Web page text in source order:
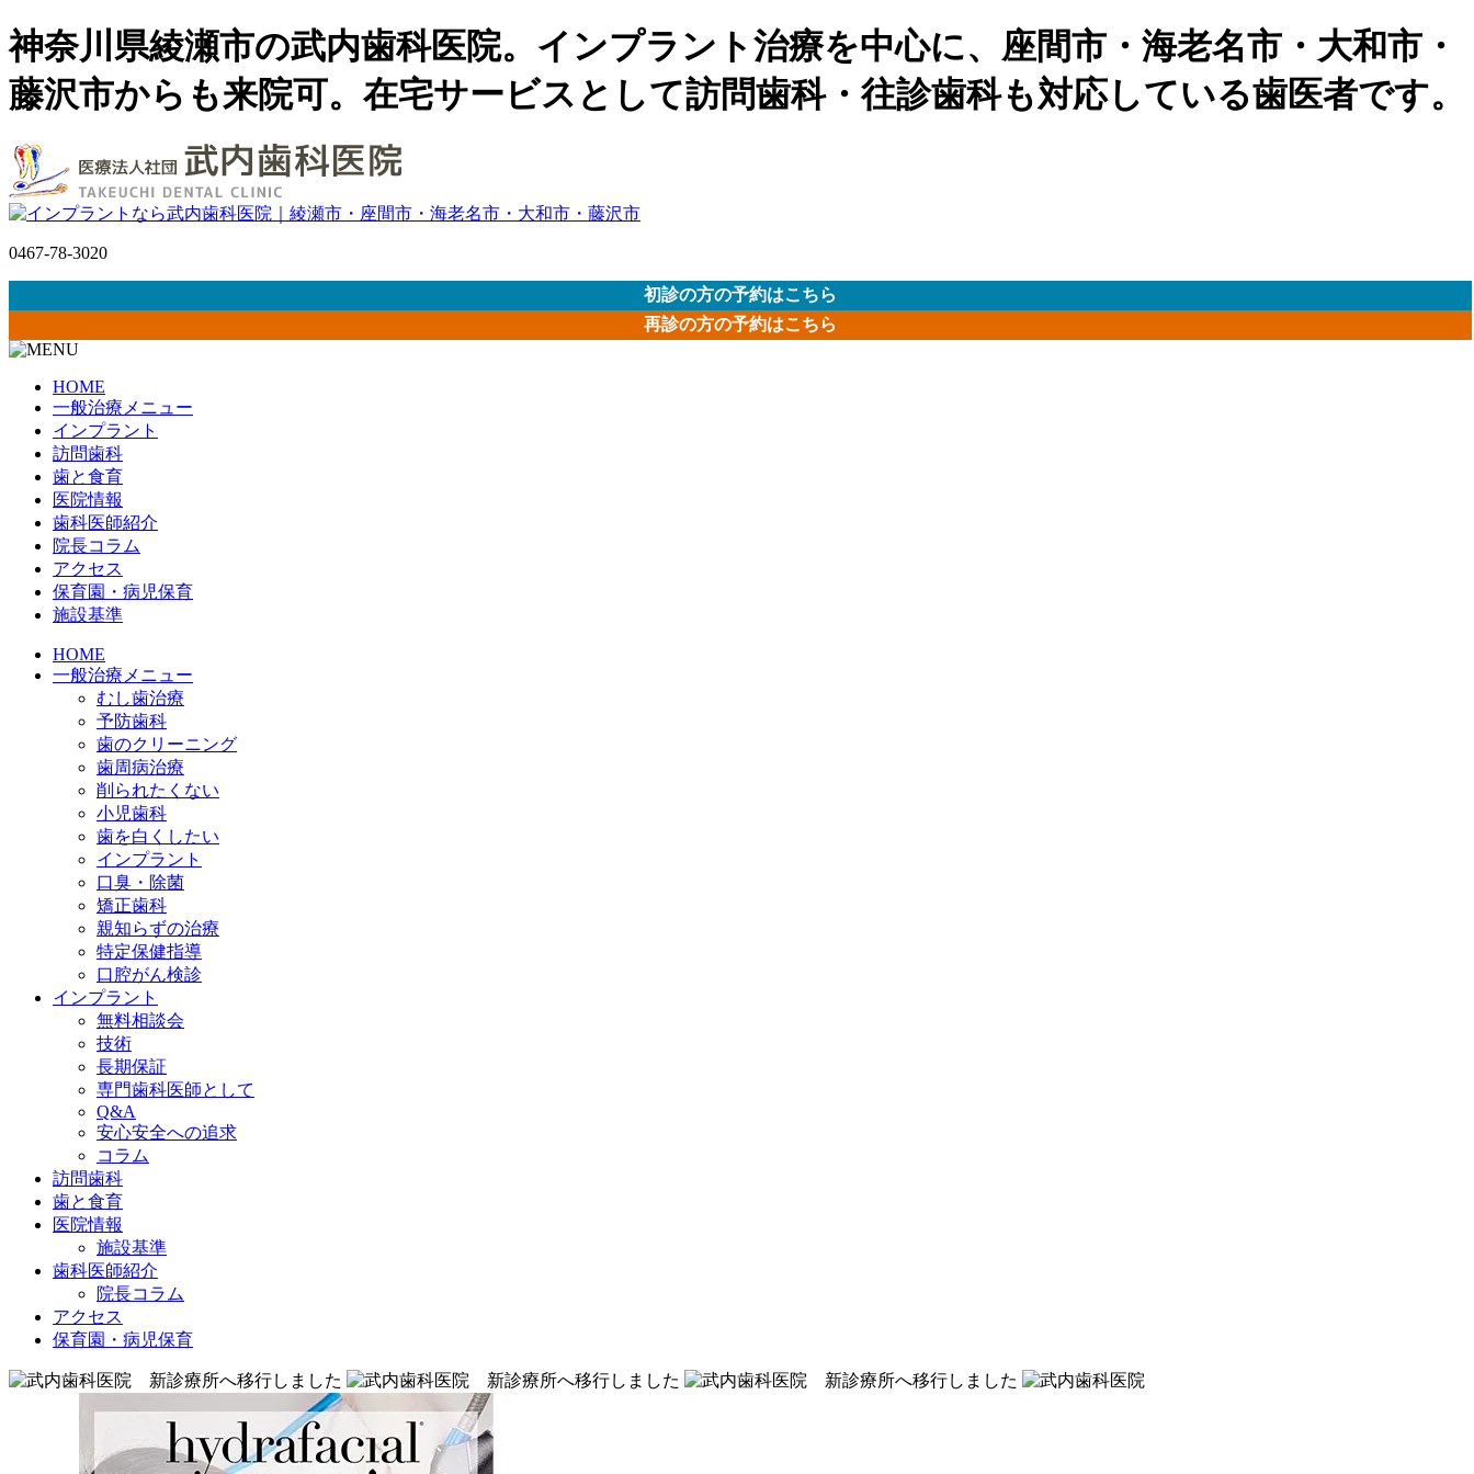
神奈川県綾瀬市の武内歯科医院。インプラント治療を中心に、座間市・海老名市・大和市・
藤沢市からも来院可。在宅サービスとして訪問歯科・往診歯科も対応している歯医者です。
0467-78-3020
初診の方の予約はこちら
再診の方の予約はこちら
HOME
一般治療メニュー
インプラント
訪問歯科
歯と食育
医院情報
歯科医師紹介
院長コラム
アクセス
保育園・病児保育
施設基準
HOME
一般治療メニュー
むし歯治療
予防歯科
歯のクリーニング
歯周病治療
削られたくない
小児歯科
歯を白くしたい
インプラント
口臭・除菌
矯正歯科
親知らずの治療
特定保健指導
口腔がん検診
インプラント
無料相談会
技術
長期保証
専門歯科医師として
Q&A
安心安全への追求
コラム
訪問歯科
歯と食育
医院情報
施設基準
歯科医師紹介
院長コラム
アクセス
保育園・病児保育